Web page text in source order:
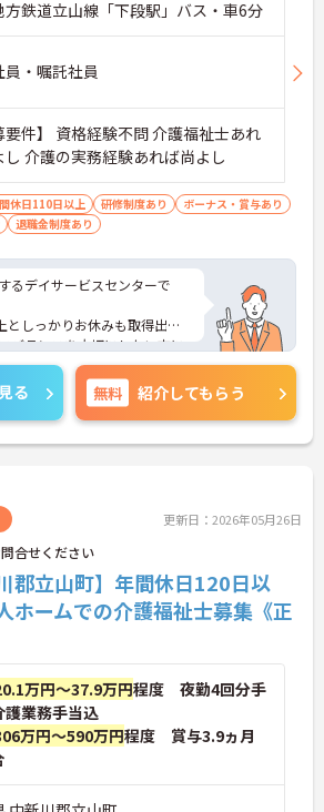
方鉄道立山線「下段駅」バス・車6分
員・嘱託社員
要件】 資格経験不問 介護福祉士あれ
し 介護の実務経験あれば尚よし
休日110日以上 研修制度あり
ボーナス・賞与あり
退職金制度あり
るデイサービスセンターで
としっかりお休みも取得出来
バランスを大切にしたい方に
で行き帰りがスムーズです。
お気軽にお問い合わせくださ
る 無料 紹介してもらう
更新日：2026年05月26日
合せください
郡立山町】年間休日120日以
ホームでの介護福祉士募集《正
万円～37.9万円程度 夜勤4回分手
護業務手当込
万円～590万円程度 賞与3.9ヵ月